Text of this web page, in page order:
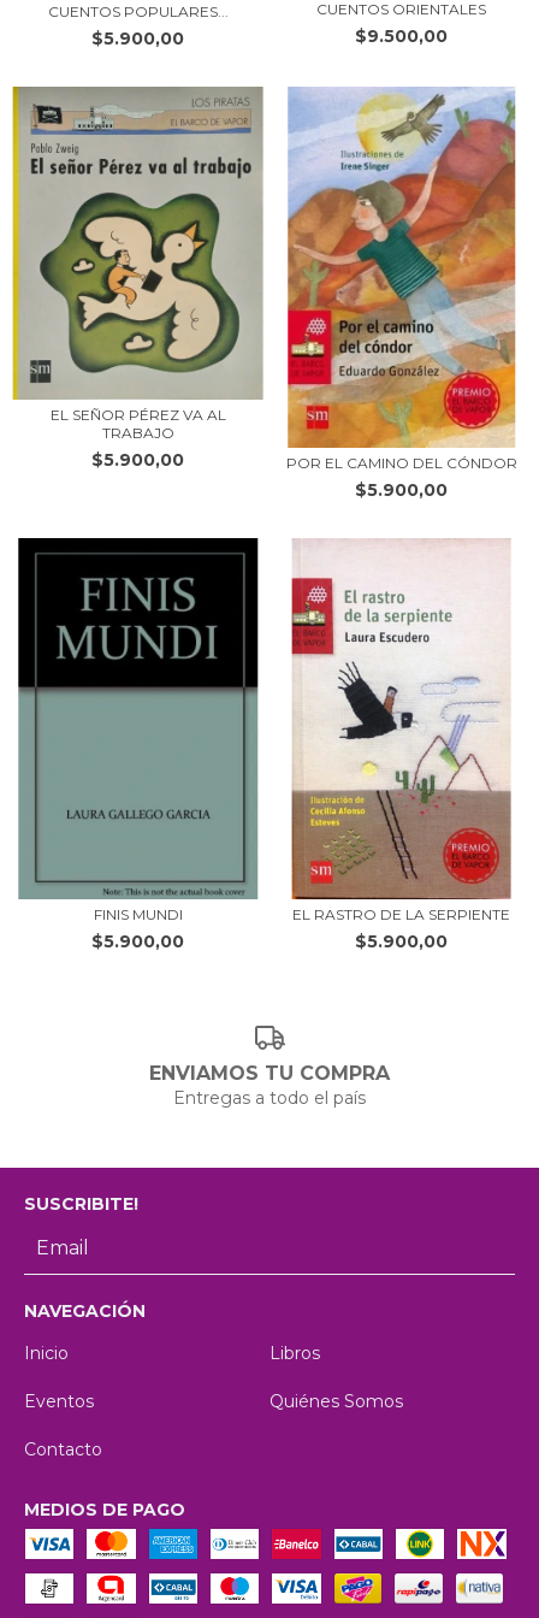
CUENTOS POPULARES...
$5.900,00
CUENTOS ORIENTALES
$9.500,00
EL SEÑOR PÉREZ VA AL
TRABAJO
$5.900,00 POR EL CAMINO DEL CÓNDOR
$5.900,00
FINIS MUNDI
$5.900,00
EL RASTRO DE LA SERPIENTE
$5.900,00
ENVIAMOS TU COMPRA
Entregas a todo el país
SUSCRIBITE!
NAVEGACIÓN
Inicio
Libros
Eventos Quiénes Somos
Contacto
MEDIOS DE PAGO